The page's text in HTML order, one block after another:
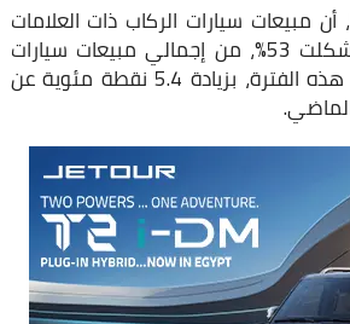
مبيعات سيارات الركاب ذات العلامات
التجارية الصينية، قد شكلت 53%، من إجمالي مبيعات سيارات
الركاب في البلاد في هذه الفترة، بزيادة 5.4 نقطة مئوية عن